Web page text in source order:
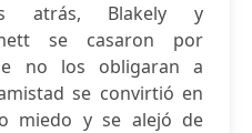
atrás, Blakely y
se casaron por
no los obligaran a
se convirtió en
miedo y se alejó de